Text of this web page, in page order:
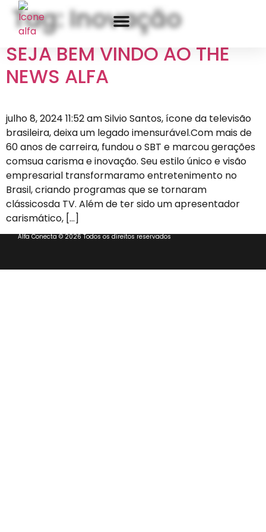
Tag:Inovação
SEJA BEM VINDO AO THE
NEWS ALFA
julho 8, 2024 11:52 am Silvio Santos, ícone da televisão
brasileira, deixa um legado imensurável.Com mais de
60 anos de carreira, fundou o SBT e marcou gerações
comsua carisma e inovação. Seu estilo único e visão
empresarial transformaramo entretenimento no
Brasil, criando programas que se tornaram
clássicosda TV. Além de ter sido um apresentador
carismático, […]
Alfa Conecta © 2026 Todos os direitos reservados